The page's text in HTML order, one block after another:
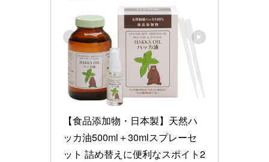
【食品添加物・日本製】天然ハ
ッカ油500ml＋30mlスプレーセ
ット 詰め替えに便利なスポイト2